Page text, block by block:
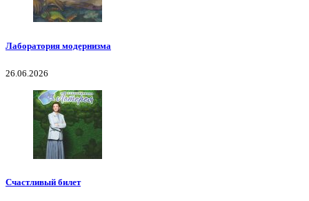
Лаборатория модернизма
26.06.2026
Счастливый билет